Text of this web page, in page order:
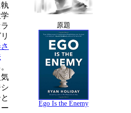
原題
Ego Is the Enemy